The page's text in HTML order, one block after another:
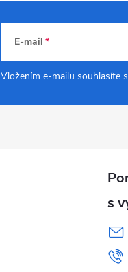
E-mail
Vložením e-mailu souhlasíte s